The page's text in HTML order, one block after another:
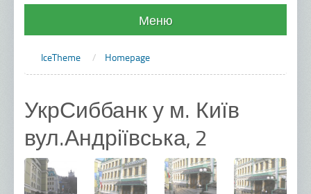
Меню
Продукція
Металеві лотки
Пластикові труби
Пластикові кабель-канали
Низьковольтне обладнання
IceTheme / Homepage
УкрСиббанк у м. Київ
вул.Андріївська, 2